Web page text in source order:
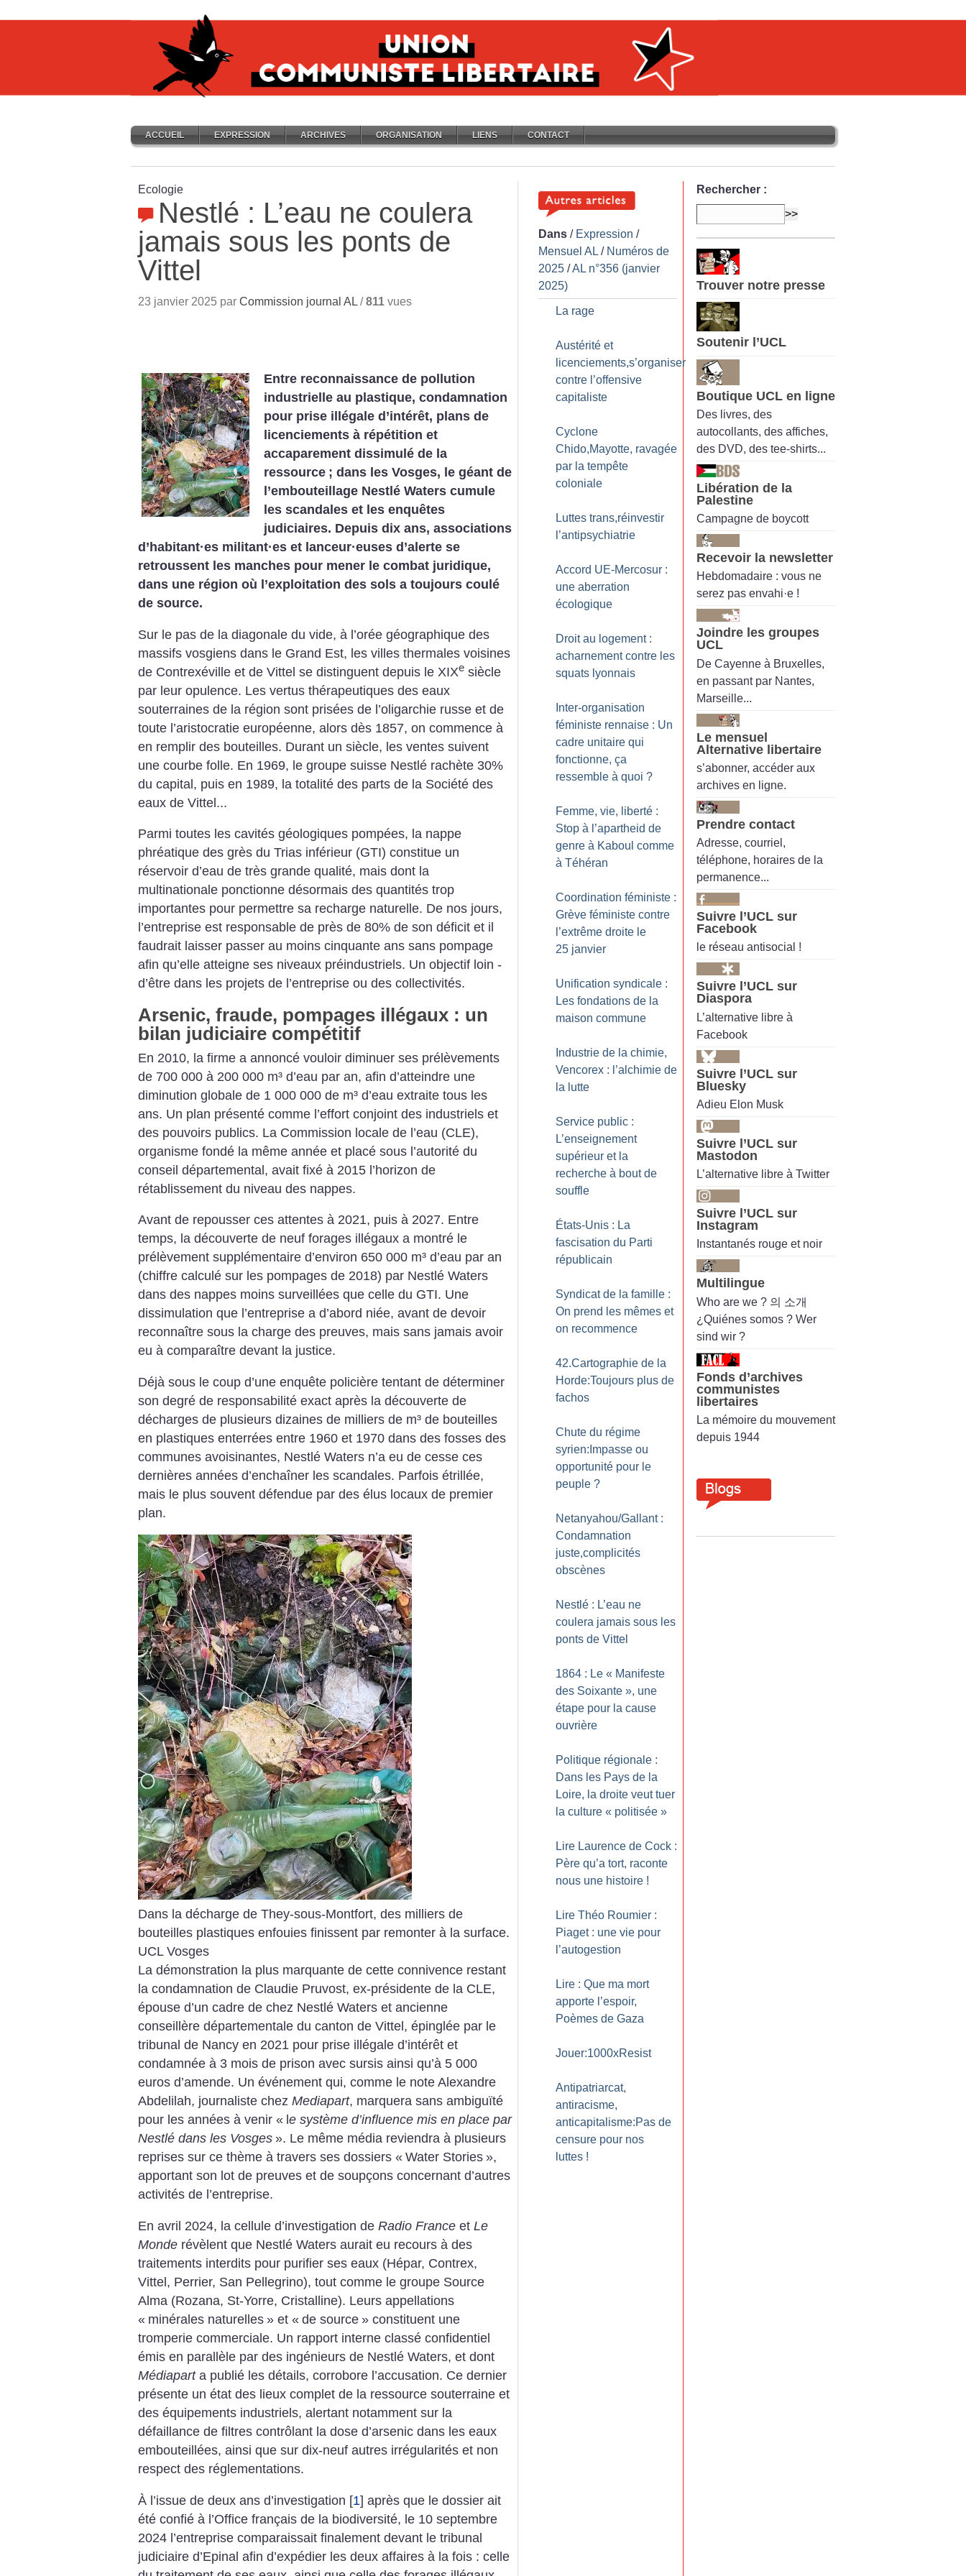
ACCUEIL EXPRESSION ARCHIVES ORGANISATION LIENS CONTACT
Ecologie
Nestlé : L’eau ne coulera
jamais sous les ponts de
Vittel
23 janvier 2025 par Commission journal AL /811 vues
Entre reconnaissance de pollution
industrielle au plastique, condamnation
pour prise illégale d’intérêt, plans de
licenciements à répétition et
accaparement dissimulé de la
ressource ; dans les Vosges, le géant de
l’embouteillage Nestlé Waters cumule
les scandales et les enquêtes
judiciaires. Depuis dix ans, associations
d’habitant·es militant·es et lanceur·euses d’alerte se
retroussent les manches pour mener le combat juridique,
dans une région où l’exploitation des sols a toujours coulé
de source.
Sur le pas de la diagonale du vide, à l’orée géographique des
massifs vosgiens dans le Grand Est, les villes thermales voisines
de Contrexéville et de Vittel se distinguent depuis le XIXe siècle
par leur opulence. Les ­vertus thérapeutiques des eaux
souterraines de la région sont prisées de l’oligarchie russe et de
toute l’aristocratie européenne, alors dès 1857, on commence à
en remplir des bouteilles. Durant un siècle, les ventes suivent
une courbe folle. En 1969, le groupe suisse Nestlé rachète 30%
du capital, puis en 1989, la totalité des parts de la Société des
eaux de Vittel...
Parmi toutes les cavités géologiques pompées, la nappe
phréatique des grès du Trias inférieur (GTI) constitue un
réservoir d’eau de très grande qualité, mais dont la
multinationale ponctionne désormais des quantités trop
importantes pour permettre sa recharge naturelle. De nos jours,
l’entreprise est responsable de près de 80% de son déficit et il
faudrait laisser passer au moins cinquante ans sans pompage
afin qu’elle atteigne ses niveaux préindustriels. Un objectif loin ­
d’être dans les projets de l’entreprise ou des collectivités.
Arsenic, fraude, pompages illégaux : un
bilan judiciaire compétitif
En 2010, la firme a annoncé vouloir diminuer ses prélèvements
de 700 000 à 200 000 m³ d’eau par an, afin d’atteindre une
diminution globale de 1 000 000 de m³ d’eau extraite tous les
ans. Un plan présenté comme l’effort conjoint des industriels et
des pouvoirs publics. La Commission locale de l’eau (CLE),
organisme fondé la même année et placé sous l’autorité du
conseil départemental, avait fixé à 2015 l’horizon de
rétablissement du niveau des nappes.
Avant de repousser ces attentes à 2021, puis à 2027. ­Entre
temps, la découverte de neuf forages illégaux a montré le
prélèvement supplémentaire d’environ 650 000 m³ d’eau par an
(chiffre calculé sur les pompages de 2018) par Nestlé Waters
dans des nappes moins surveillées que celle du GTI. Une
dissimulation que l’entreprise a d’abord niée, avant de devoir
reconnaître sous la charge des preuves, mais sans jamais avoir
eu à comparaître devant la justice.
Déjà sous le coup d’une enquête policière tentant de déterminer
son degré de responsabilité exact après la découverte de
décharges de plusieurs dizaines de milliers de m³ de bouteilles
en plastiques enterrées entre 1960 et 1970 dans des fosses des
communes avoisinantes, Nestlé Waters n’a eu de cesse ces
dernières années d’enchaîner les scandales. Parfois étrillée,
mais le plus souvent défendue par des élus locaux de premier
plan.
Dans la décharge de They-sous-Montfort, des milliers de
bouteilles plastiques enfouies finissent par remonter à la surface.
UCL Vosges
La démonstration la plus marquante de cette connivence restant
la condamnation de Claudie Pruvost, ex-présidente de la CLE,
épouse d’un cadre de chez Nestlé Waters et ancienne
conseillère départementale du canton de Vittel, épinglée par le
tribunal de Nancy en 2021 pour prise illégale d’intérêt et
condamnée à 3 mois de ­prison avec sursis ainsi qu’à 5 000
euros d’amende. Un événement qui, comme le note Alexandre
Abdelilah, journaliste chez Mediapart, marquera sans ambiguïté
pour les années à venir « e système d’influence mis en place par
Nestlé dans les Vosges ». Le même média reviendra à plusieurs
reprises sur ce thème à travers ses dossiers « Water Stories »,
apportant son lot de preuves et de soupçons concernant d’autres
activités de l’entreprise.
En avril 2024, la cellule d’investigation de Radio France et Le
Monde révèlent que Nestlé Waters aurait eu recours à des
traitements interdits pour purifier ses eaux (Hépar, Contrex,
Vittel, Perrier, San Pellegrino), tout comme le groupe Source
Alma (Rozana, St-Yorre, Cristalline). Leurs appellations
« minérales naturelles » et « de source » constituent une
tromperie commerciale. Un rapport interne classé confidentiel
émis en parallèle par des ingénieurs de Nestlé Waters, et dont
Médiaparta publié les détails, corrobore l’accusation. Ce dernier
présente un état des lieux complet de la ressource souterraine et
des équipements industriels, alertant notamment sur la
défaillance de filtres contrôlant la dose d’arsenic dans les eaux
embouteillées, ainsi que sur dix-neuf autres irrégularités et non
respect des réglementations.
À l’issue de deux ans d’investigation [1] après que le dossier ait
été confié à l’Office français de la biodiversité, le 10 septembre
2024 l’entreprise comparaissait finalement devant le tribunal
judiciaire d’Epinal afin d’expédier les deux affaires à la fois : celle
Dans / Expression /
Mensuel AL / Numéros de
2025 /AL n°356 (janvier
2025)
La rage
Austérité et
licenciements,s’organiser
contre l’offensive
capitaliste
Cyclone
Chido,Mayotte, ravagée
par la tempête
coloniale
Luttes trans,réinvestir
l’antipsychiatrie
Accord UE-Mercosur :
une aberration
écologique
Droit au logement :
acharnement contre les
squats lyonnais
Inter-organisation
féministe rennaise : Un
cadre unitaire qui
fonctionne, ça
ressemble à quoi ?
Femme, vie, liberté :
Stop à l’apartheid de
genre à Kaboul comme
à Téhéran
Coordination féministe :
Grève féministe contre
l’extrême droite le
25 janvier
Unification syndicale :
Les fondations de la
maison commune
Industrie de la chimie,
Vencorex : l’alchimie de
la lutte
Service public :
L’enseignement
supérieur et la
recherche à bout de
souffle
États-Unis : La
fascisation du Parti
républicain
Syndicat de la famille :
On prend les mêmes et
on recommence
42.Cartographie de la
Horde:Toujours plus de
fachos
Chute du régime
syrien:Impasse ou
opportunité pour le
peuple ?
Netanyahou/Gallant :
Condamnation
juste,complicités
obscènes
Nestlé : L’eau ne
coulera jamais sous les
ponts de Vittel
1864 : Le « Manifeste
des Soixante », une
étape pour la cause
ouvrière
Politique régionale :
Dans les Pays de la
Loire, la droite veut tuer
la culture « politisée »
Lire Laurence de Cock :
Père qu’a tort, raconte
nous une histoire !
Lire Théo Roumier :
Piaget : une vie pour
l’autogestion
Lire : Que ma mort
apporte l’espoir,
Poèmes de Gaza
Jouer:1000xResist
Antipatriarcat,
antiracisme,
anticapitalisme:Pas de
censure pour nos
luttes !
Rechercher :
Trouver notre presse
Soutenir l’UCL
Boutique UCL en ligne
Des livres, des
autocollants, des affiches,
des DVD, des tee-shirts...
Libération de la
Palestine
Campagne de boycott
Recevoir la newsletter
Hebdomadaire : vous ne
serez pas envahi·e !
Joindre les groupes
UCL
De Cayenne à Bruxelles,
en passant par Nantes,
Marseille...
Le mensuel
Alternative libertaire
s’abonner, accéder aux
archives en ligne.
Prendre contact
Adresse, courriel,
téléphone, horaires de la
permanence...
Suivre l’UCL sur
Facebook
le réseau antisocial !
Suivre l’UCL sur
Diaspora
L’alternative libre à
Facebook
Suivre l’UCL sur
Bluesky
Adieu Elon Musk
Suivre l’UCL sur
Mastodon
L’alternative libre à Twitter
Suivre l’UCL sur
Instagram
Instantanés rouge et noir
Multilingue
Who are we ? 의 소개
¿Quiénes somos ? Wer
sind wir ?
Fonds d’archives
communistes
libertaires
La mémoire du mouvement
depuis 1944